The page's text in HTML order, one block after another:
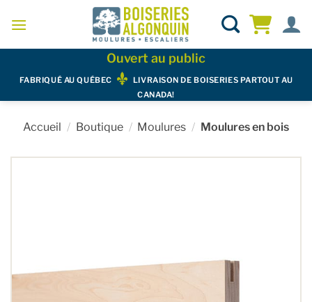
Ouvert au public
FABRIQUÉ AU QUÉBEC
LIVRAISON DE BOISERIES PARTOUT AU
CANADA!
Accueil / Boutique / Moulures / Moulures en bois